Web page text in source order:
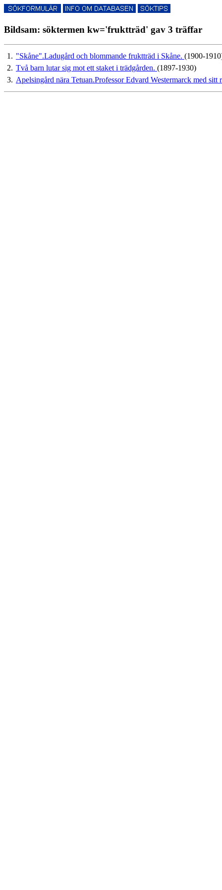
Bildsam: söktermen kw='fruktträd' gav 3 träffar
1. "Skåne".Ladugård och blommande fruktträd i Skåne. (1900-
2. Två barn lutar sig mot ett staket i trädgården. (1897-1930)
3. Apelsingård nära Tetuan.Professor Edvard Westermarck med